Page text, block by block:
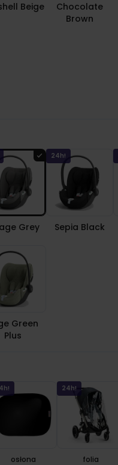
Beige
Chocolate
Brown
Grey
24h!
Sepia Black
Green
Plus
osłona
24h!
folia